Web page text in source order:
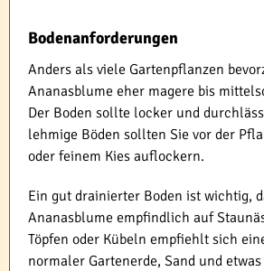
Bodenanforderungen
Anders als viele Gartenpflanzen
Ananasblume eher magere bis
Der Boden sollte locker und
lehmige Böden sollten Sie vor der
oder feinem Kies auflockern.
Ein gut drainierter Boden ist wichtig,
Ananasblume empfindlich auf
Töpfen oder Kübeln empfiehlt sich
normaler Gartenerde, Sand und etwas